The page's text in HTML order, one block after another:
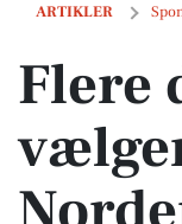
ARTIKLER
Flere danskere
Flere